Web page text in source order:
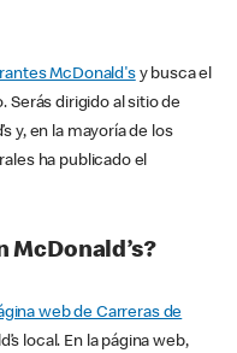
McDonald'sy busca el
Serás dirigido al sitio de
y, en la mayoría de los
ha publicado el
McDonald’s?
web de Carreras de
local. En la página web,